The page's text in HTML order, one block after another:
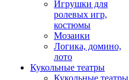
Игрушки для
ролевых игр,
костюмы
Мозаики
Логика, домино,
лото
Кукольные театры
Кукольные театры